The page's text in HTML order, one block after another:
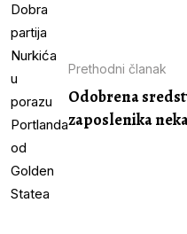
Prethodni članak
Odobrena
zaposlenika